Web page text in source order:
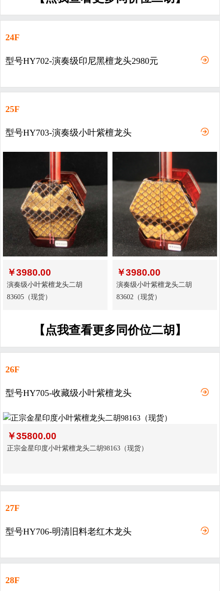
24F
型号HY702-演奏级印尼黑檀龙头2980元
25F
型号HY703-演奏级小叶紫檀龙头
￥3980.00
演奏级小叶紫檀龙头二胡
83605（现货）
￥3980.00
演奏级小叶紫檀龙头二胡
83602（现货）
【点我查看更多同价位二胡】
26F
型号HY705-收藏级小叶紫檀龙头
￥35800.00
正宗金星印度小叶紫檀龙头二胡98163（现货）
27F
型号HY706-明清旧料老红木龙头
28F